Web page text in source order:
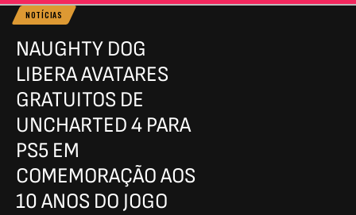
NOTÍCIAS
NAUGHTY DOG
LIBERA AVATARES
GRATUITOS DE
UNCHARTED 4 PARA
PS5 EM
COMEMORAÇÃO AOS
10 ANOS DO JOGO